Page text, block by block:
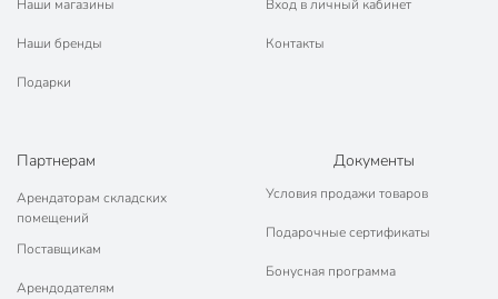
Наши магазины
Наши бренды
Подарки
Вход в личный кабинет
Контакты
Партнерам
Арендаторам складских
помещений
Поставщикам
Арендодателям
Документы
Условия продажи товаров
Подарочные сертификаты
Бонусная программа